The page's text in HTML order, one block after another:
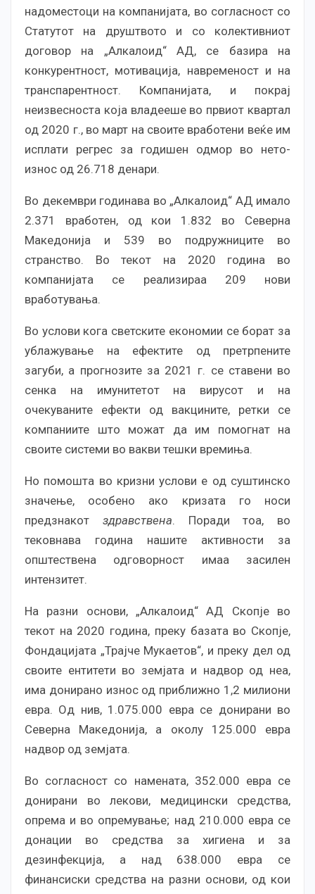
надоместоци на компанијата, во согласност со
Статутот на друштвото и со колективниот
договор на „Алкалоид“ АД, се базира на
конкурентност, мотивација, навременост и на
транспарентност. Компанијата, и покрај
неизвесноста која владееше во првиот квартал
од 2020 г., во март на своите вработени веќе им
исплати регрес за годишен одмор во нето-
износ од 26.718 денари.
Во декември годинава во „Алкалоид“ АД имало
2.371 вработен, од кои 1.832 во Северна
Македонија и 539 во подружниците во
странство. Во текот на 2020 година во
компанијата се реализираа 209 нови
вработувања.
Во услови кога светските економии се борат за
ублажување на ефектите од претрпените
загуби, а прогнозите за 2021 г. се ставени во
сенка на имунитетот на вирусот и на
очекуваните ефекти од вакцините, ретки се
компаниите што можат да им помогнат на
своите системи во вакви тешки времиња.
Но помошта во кризни услови е од суштинско
значење, особено ако кризата го носи
предзнакот здравствена. Поради тоа, во
тековнава година нашите активности за
општествена одговорност имаа засилен
интензитет.
На разни основи, „Алкалоид“ АД Скопје во
текот на 2020 година, преку базата во Скопје,
Фондацијата „Трајче Мукаетов“, и преку дел од
своите ентитети во земјата и надвор од неа,
има донирано износ од приближно 1,2 милиони
евра. Од нив, 1.075.000 евра се донирани во
Северна Македонија, а околу 125.000 евра
надвор од земјата.
Во согласност со намената, 352.000 евра се
донирани во лекови, медицински средства,
опрема и во опремување; над 210.000 евра се
донации во средства за хигиена и за
дезинфекција, а над 638.000 евра се
финансиски средства на разни основи, од кои